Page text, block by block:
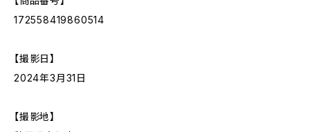
172558419860514
【撮影日】
2024年3月31日
【撮影地】